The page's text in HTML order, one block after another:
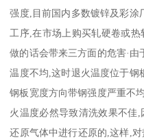
强度,目前国内多数镀锌及彩涂
工序,在市场上购买轧硬卷或
做的话会带来三方面的危害·
温度不均,这时退火温度位于钢
钢板宽度方向带钢强度严重不
火温度必然导致清洗效果不佳
还原气体中进行还原的,这样,